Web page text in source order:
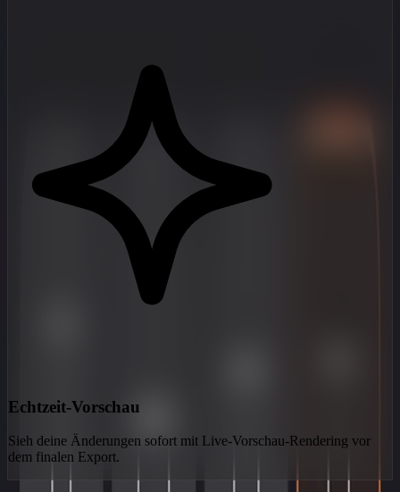
Echtzeit-Vorschau
Sieh deine Änderungen sofort mit Live-Vorschau-Rendering vor
dem finalen Export.